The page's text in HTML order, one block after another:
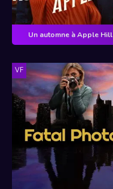
Un automne à Apple Hill
VF